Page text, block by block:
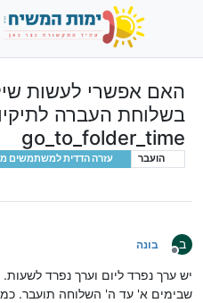
האם אפשרי לעשות
בשלוחת העברה
go_to_folder_time
הועבר עזרה הדדית למשתמשים
ב
מנותק
בונה
יש ערך נפרד ליום וערך נפרד לשעות.
שבימים א' עד ה' השלוחה תועבר. כמו